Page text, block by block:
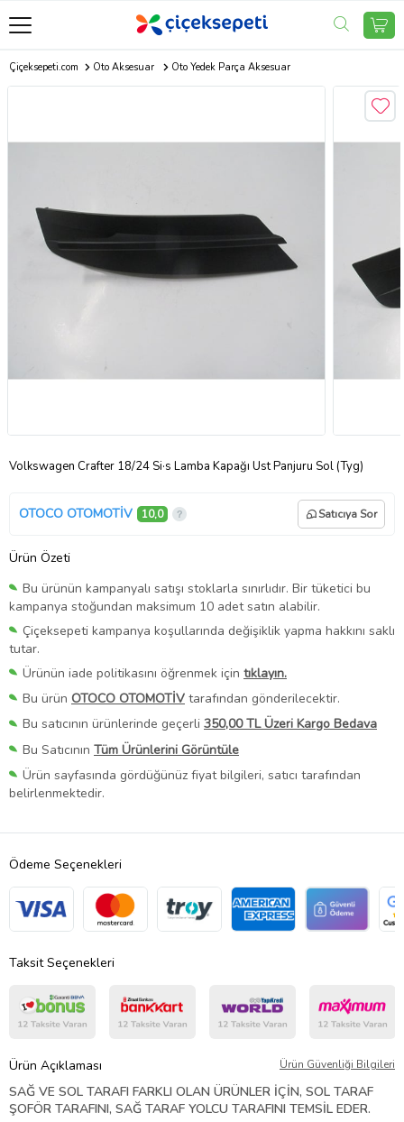
Çiçeksepeti.com Oto Aksesuar Oto Yedek Parça Aksesuar
Volkswagen Crafter 18/24 Si·s Lamba Kapağı Üst Panjuru Sol (Tyg)
OTOCO OTOMOTİV 10,0 Satıcıya Sor
Ürün Özeti
Bu ürünün kampanyalı satışı stoklarla sınırlıdır. Bir tüketici bu
kampanya stoğundan maksimum 10 adet satın alabilir.
Çiçeksepeti kampanya koşullarında değişiklik yapma hakkını saklı
tutar.
Ürünün iade politikasını öğrenmek için tıklayın.
Bu ürün OTOCO OTOMOTİV tarafından gönderilecektir.
Bu satıcının ürünlerinde geçerli 350,00 TL Üzeri Kargo Bedava
Bu Satıcının Tüm Ürünlerini Görüntüle
Ürün sayfasında gördüğünüz fiyat bilgileri, satıcı tarafından
belirlenmektedir.
Ödeme Seçenekleri
Taksit Seçenekleri
Ürün Açıklaması Ürün Güvenliği Bilgileri
SAĞ VE SOL TARAFI FARKLI OLAN ÜRÜNLER İÇİN, SOL TARAF
ŞOFÖR TARAFINI, SAĞ TARAF YOLCU TARAFINI TEMSİL EDER.